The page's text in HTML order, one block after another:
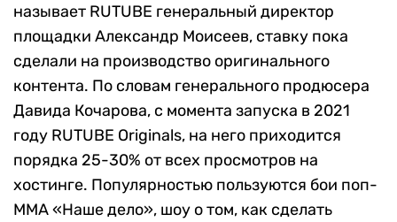
называет RUTUBE генеральный директор
площадки Александр Моисеев, ставку пока
сделали на производство оригинального
контента. По словам генерального продюсера
Давида Кочарова, с момента запуска в 2021
году RUTUBE Originals, на него приходится
порядка 25-30% от всех просмотров на
хостинге. Популярностью пользуются бои поп-
ММА «Наше дело», шоу о том, как сделать